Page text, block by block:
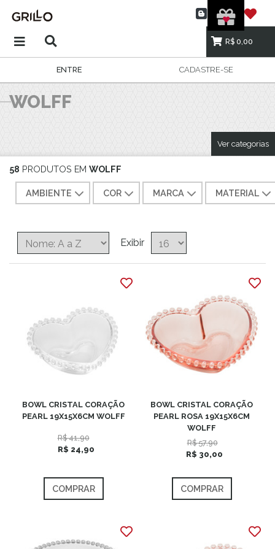
R$ 0,00
ENTRE CADASTRE-SE
WOLFF
Ver categorias
58 PRODUTOS EM WOLFF
AMBIENTE COR MARCA MATERIAL
Exibir
BOWL CRISTAL CORAÇÃO
PEARL 19X15X6CM WOLFF
R$ 41,90
R$ 24,90
COMPRAR
BOWL CRISTAL CORAÇÃO
PEARL ROSA 19X15X6CM
WOLFF
R$ 57,90
R$ 30,00
COMPRAR